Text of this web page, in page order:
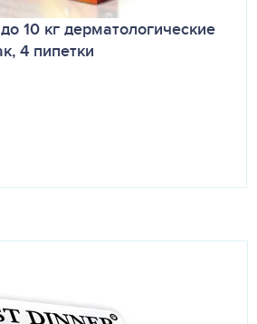
10 кг дерматологические
4 пипетки